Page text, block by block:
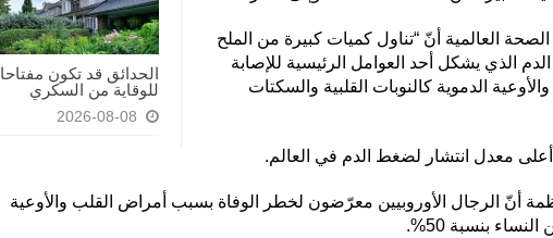
الحدائق قد تكون مفتاحا
للوقاية من السكري
2026-08-08
العالمية أنّ “تناول كميات كبيرة من الملح
الذي يشكل أحد العوامل الرئيسية للإصابة
الدموية كالنوبات القلبية والسكتات
معدل انتشار لضغط الدم في العالم.
أنّ الرجال الأوروبيين معرّضون لخطر الوفاة بسبب أمراض القلب والأوعية
بنسبة 50%.